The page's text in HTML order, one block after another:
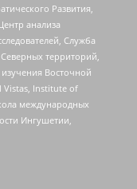
Развития,
анализа
Служба
территорий,
Восточной
Vistas, Institute of
международных
Ингушетии,